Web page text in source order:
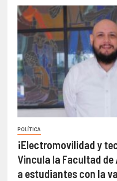
POLÍTICA
¡Electromovilidad y
Vincula la Facultad de
a estudiantes con la